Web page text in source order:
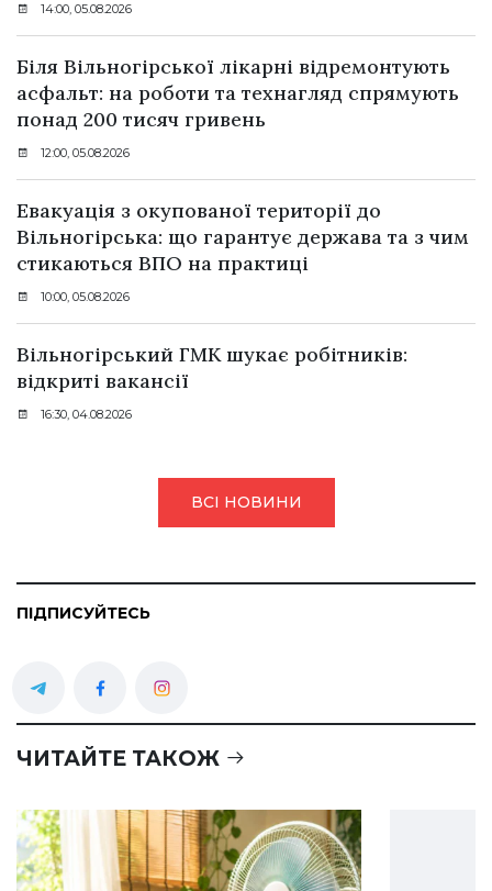
14:00, 05.08.2026
Біля Вільногірської лікарні відремонтують
асфальт: на роботи та технагляд спрямують
понад 200 тисяч гривень
12:00, 05.08.2026
Евакуація з окупованої території до
Вільногірська: що гарантує держава та з чим
стикаються ВПО на практиці
10:00, 05.08.2026
Вільногірський ГМК шукає робітників:
відкриті вакансії
16:30, 04.08.2026
ВСІ НОВИНИ
ПІДПИСУЙТЕСЬ
ЧИТАЙТЕ ТАКОЖ